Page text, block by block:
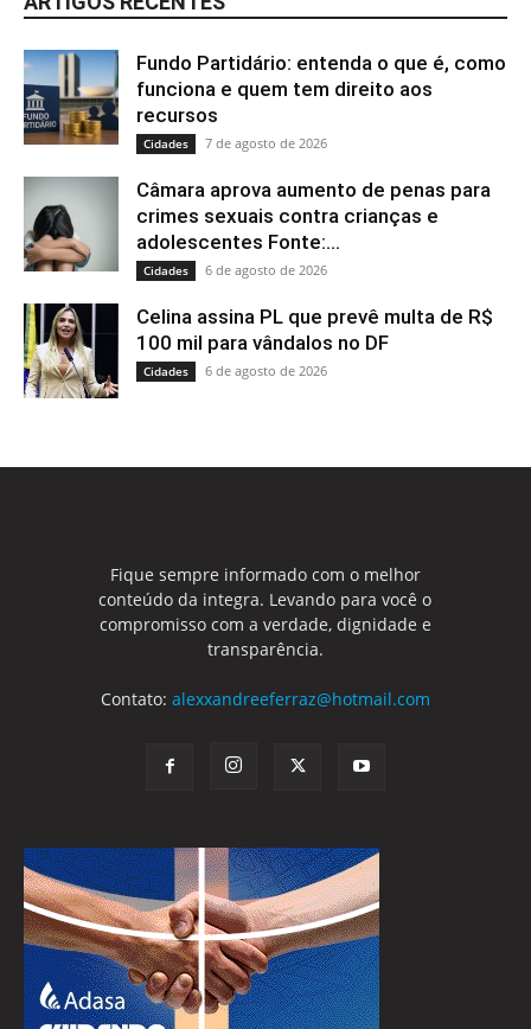
Fundo Partidário: entenda o que é, como
funciona e quem tem direito aos
recursos
Cidades 7 de agosto de 2026
Câmara aprova aumento de penas para
crimes sexuais contra crianças e
adolescentes Fonte:...
Cidades 6 de agosto de 2026
Celina assina PL que prevê multa de R$
100 mil para vândalos no DF
Cidades 6 de agosto de 2026
Fique sempre informado com o melhor
conteúdo da integra. Levando para você o
compromisso com a verdade, dignidade e
transparência.
Contato: alexxandreeferraz@hotmail.com